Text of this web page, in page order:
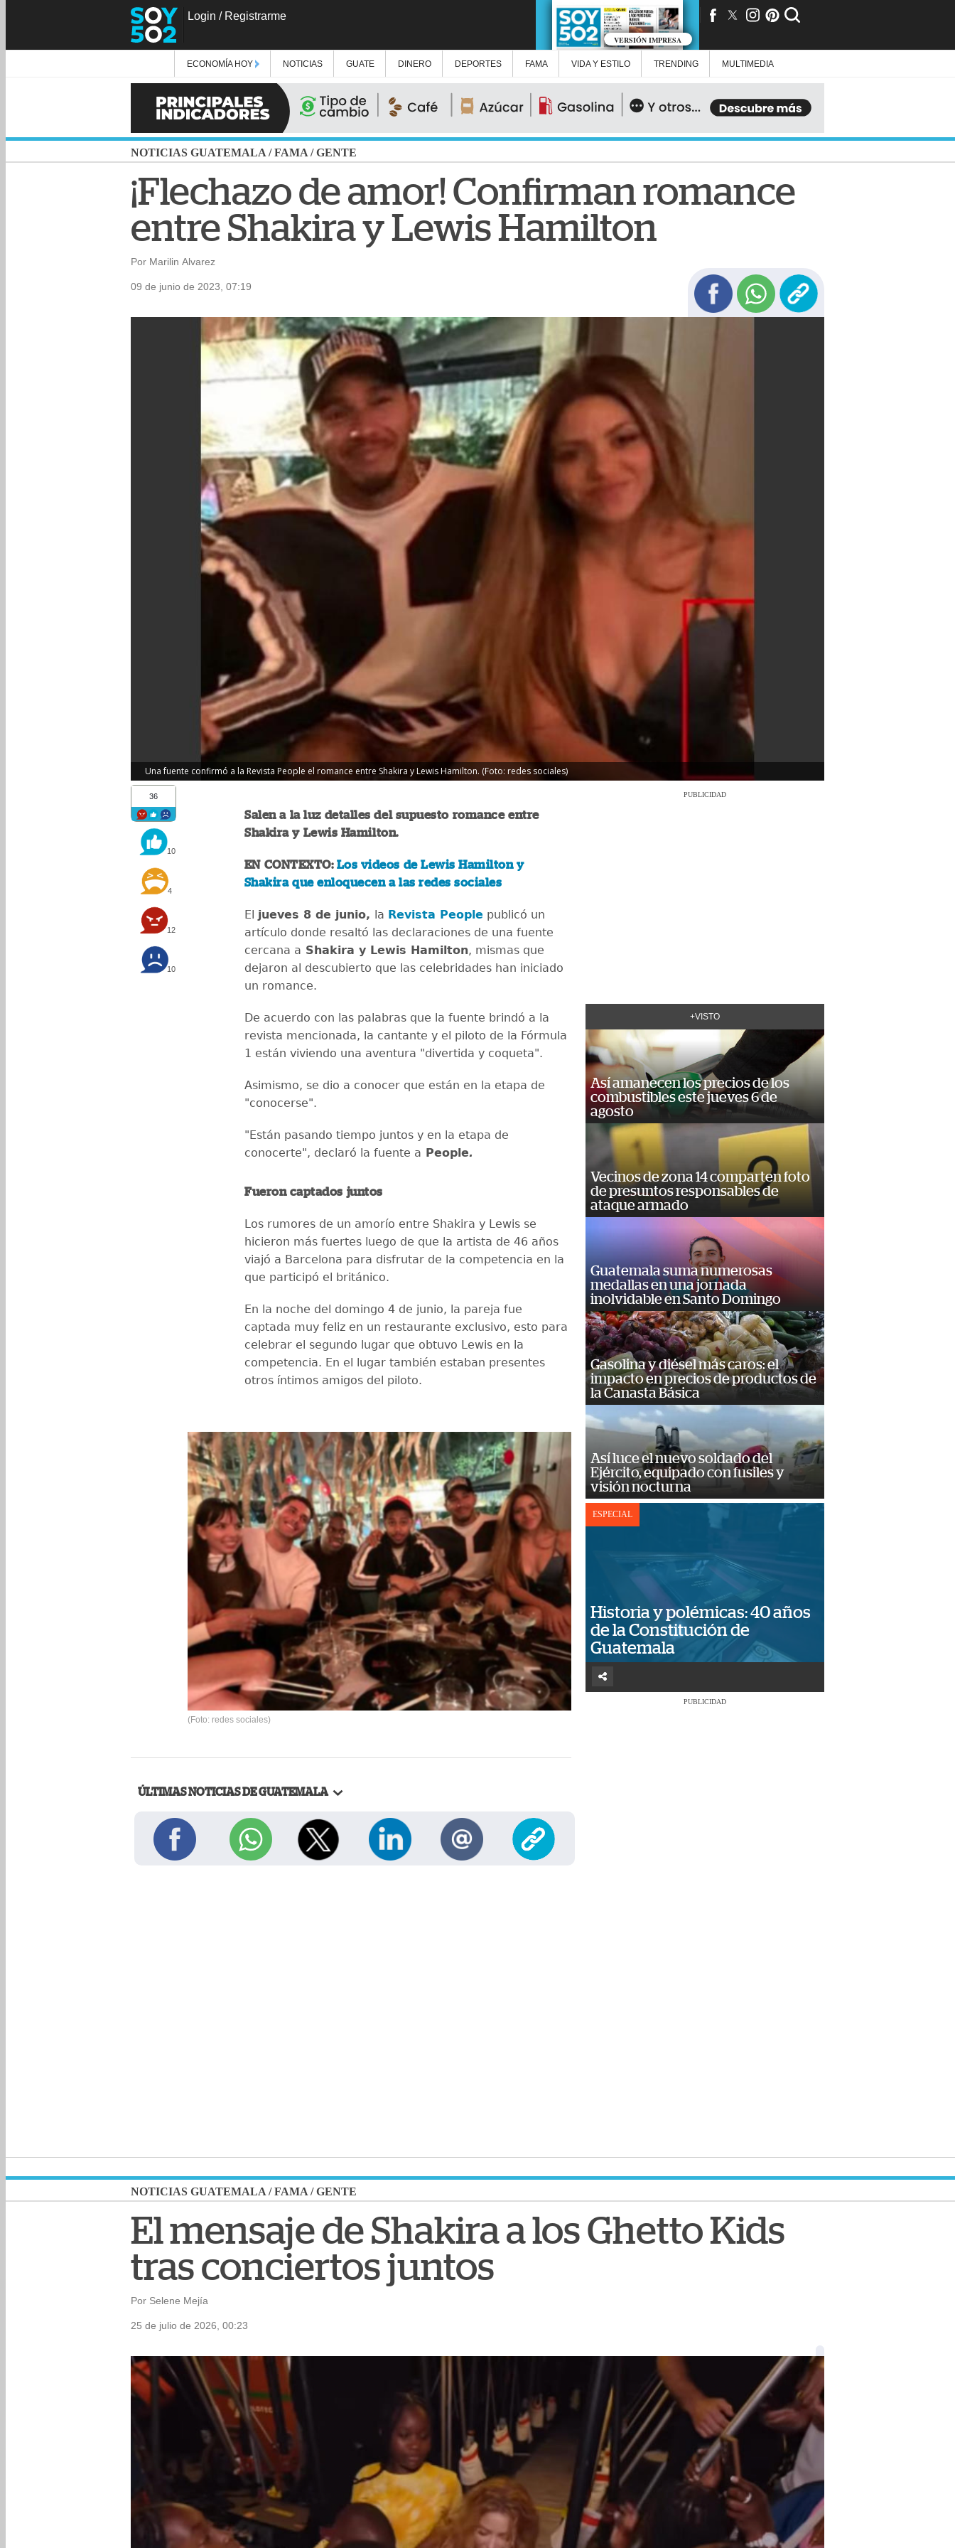
Login / Registrarme
VERSIÓN IMPRESA
ECONOMÍA HOY NOTICIAS GUATE DINERO DEPORTES FAMA VIDA Y ESTILO TRENDING MULTIMEDIA
NOTICIAS GUATEMALA /FAMA /GENTE
¡Flechazo de amor! Confirman romance
entre Shakira y Lewis Hamilton
Por Marilin Alvarez
09 de junio de 2023, 07:19
Una fuente confirmó a la Revista People el romance entre Shakira y Lewis Hamilton. (Foto: redes sociales)
36
10
4
12
10
Salen a la luz detalles del supuesto romance entre
Shakira y Lewis Hamilton.
EN CONTEXTO: Los videos de Lewis Hamilton y
Shakira que enloquecen a las redes sociales
El jueves 8 de junio, la Revista People publicó un
artículo donde resaltó las declaraciones de una fuente
cercana a Shakira y Lewis Hamilton, mismas que
dejaron al descubierto que las celebridades han iniciado
un romance.
De acuerdo con las palabras que la fuente brindó a la
revista mencionada, la cantante y el piloto de la Fórmula
1 están viviendo una aventura "divertida y coqueta".
Asimismo, se dio a conocer que están en la etapa de
"conocerse".
"Están pasando tiempo juntos y en la etapa de
conocerte", declaró la fuente a People.
Fueron captados juntos
Los rumores de un amorío entre Shakira y Lewis se
hicieron más fuertes luego de que la artista de 46 años
viajó a Barcelona para disfrutar de la competencia en la
que participó el británico.
En la noche del domingo 4 de junio, la pareja fue
captada muy feliz en un restaurante exclusivo, esto para
celebrar el segundo lugar que obtuvo Lewis en la
competencia. En el lugar también estaban presentes
otros íntimos amigos del piloto.
(Foto: redes sociales)
ÚLTIMAS NOTICIAS DE GUATEMALA
PUBLICIDAD
+VISTO
Así amanecen los precios de los
combustibles este jueves 6 de
agosto
Vecinos de zona 14 comparten foto
de presuntos responsables de
ataque armado
Guatemala suma numerosas
medallas en una jornada
inolvidable en Santo Domingo
Gasolina y diésel más caros: el
impacto en precios de productos de
la Canasta Básica
Así luce el nuevo soldado del
Ejército, equipado con fusiles y
visión nocturna
ESPECIAL
Historia y polémicas: 40 años
de la Constitución de
Guatemala
PUBLICIDAD
NOTICIAS GUATEMALA /FAMA /GENTE
El mensaje de Shakira a los Ghetto Kids
tras conciertos juntos
Por Selene Mejía
25 de julio de 2026, 00:23